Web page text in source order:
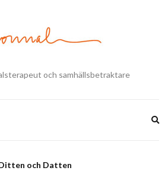
och samhällsbetraktare
och Datten